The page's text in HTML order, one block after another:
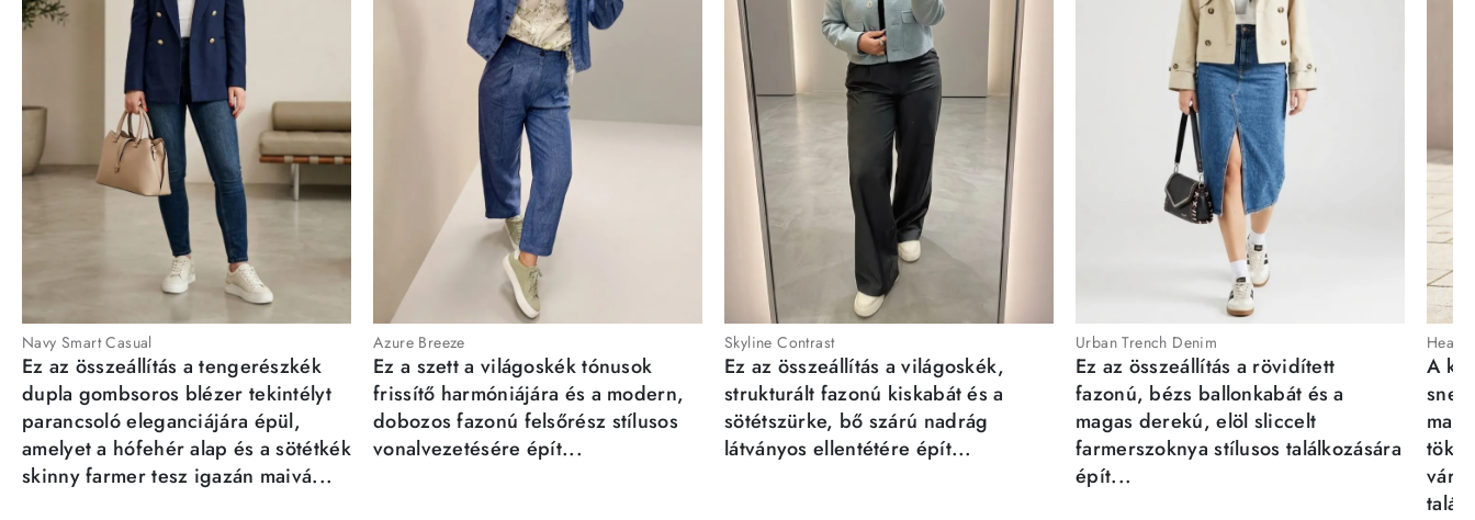
Navy Smart Casual
Ez az összeállítás a tengerészkék
dupla gombsoros blézer tekintélyt
parancsoló eleganciájára épül,
amelyet a hófehér alap és a sötétkék
skinny farmer tesz igazán maivá...
Azure Breeze
Ez a szett a világoskék tónusok
frissítő harmóniájára és a modern,
dobozos fazonú felsőrész stílusos
vonalvezetésére épít...
Skyline Contrast
Ez az összeállítás a világoskék,
strukturált fazonú kiskabát és a
sötétszürke, bő szárú nadrág
látványos ellentétére épít...
Urban Trench Denim
Ez az összeállítás a rövidített
fazonú, bézs ballonkabát és a
magas derekú, elöl sliccelt
farmerszoknya stílusos találkozására
épít...
A